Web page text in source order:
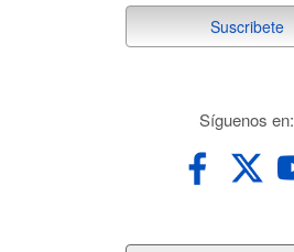
suscribete
Suscribete
Síguenos en: